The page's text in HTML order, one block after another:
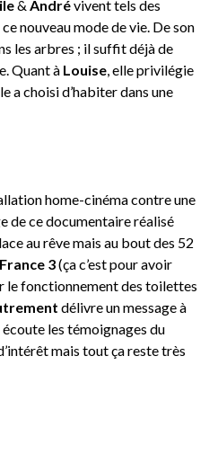
&Andrévivent tels des
nouveau mode de vie. De son
les arbres ; il suffit déjà de
Quant à Louise, elle privilégie
a choisi d’habiter dans une
home-cinéma contre une
de ce documentaire réalisé
au rêve mais au bout des 52
France 3(ça c’est pour avoir
le fonctionnement des toilettes
délivre un message à
les témoignages du
mais tout ça reste très